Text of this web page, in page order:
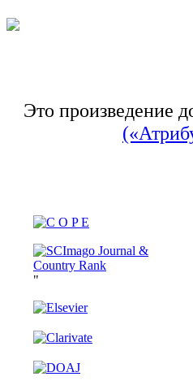
Это произведение
"